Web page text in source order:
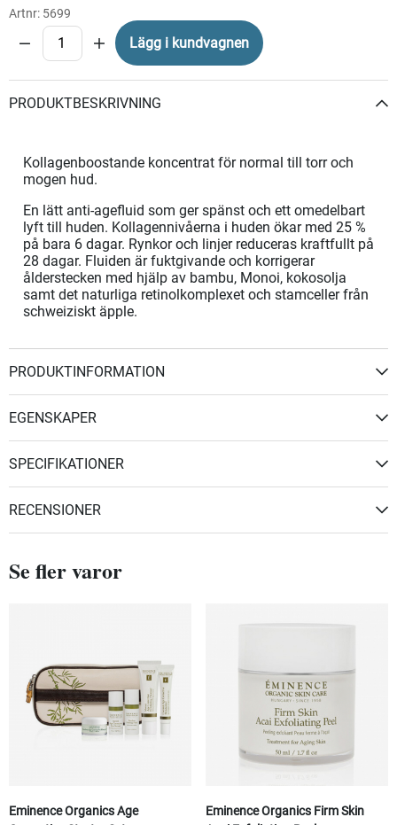
Artnr: 5699
Lägg i kundvagnen
PRODUKTBESKRIVNING
Kollagenboostande koncentrat för normal till torr och
mogen hud.
En lätt anti-agefluid som ger spänst och ett omedelbart
lyft till huden. Kollagennivåerna i huden ökar med 25 %
på bara 6 dagar. Rynkor och linjer reduceras kraftfullt på
28 dagar. Fluiden är fuktgivande och korrigerar
ålderstecken med hjälp av bambu, Monoi, kokosolja
samt det naturliga retinolkomplexet och stamceller från
schweiziskt äpple.
PRODUKTINFORMATION
EGENSKAPER
SPECIFIKATIONER
RECENSIONER
Se fler varor
Eminence Organics Age
Eminence Organics Firm Skin